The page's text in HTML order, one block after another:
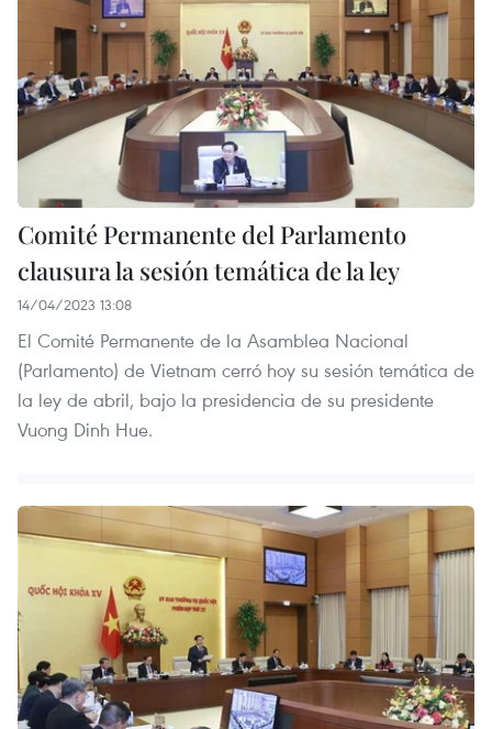
Comité Permanente del Parlamento
clausura la sesión temática de la ley
14/04/2023 13:08
El Comité Permanente de la Asamblea Nacional
(Parlamento) de Vietnam cerró hoy su sesión temática de
la ley de abril, bajo la presidencia de su presidente
Vuong Dinh Hue.